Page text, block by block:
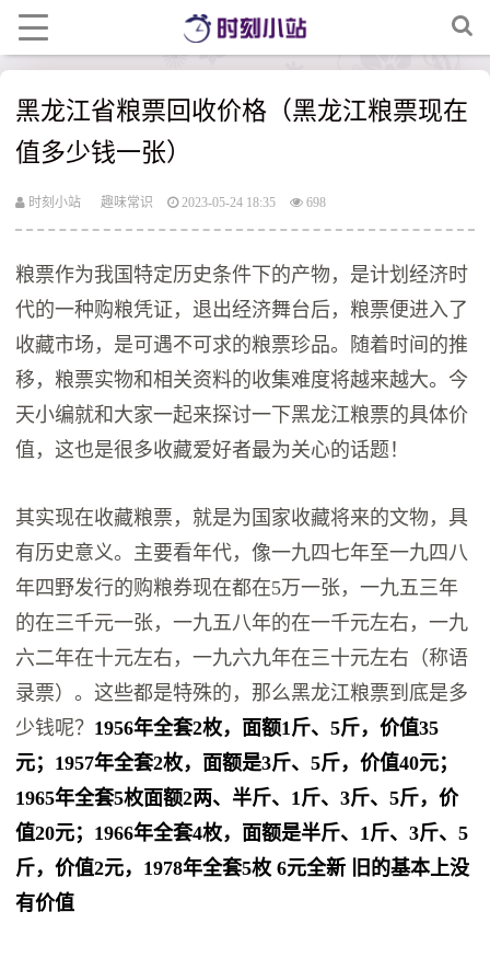
黑龙江省粮票回收价格（黑龙江粮票现在
值多少钱一张）
时刻小站 趣味常识 2023-05-24 18:35 698
粮票作为我国特定历史条件下的产物，是计划经济时
代的一种购粮凭证，退出经济舞台后，粮票便进入了
收藏市场，是可遇不可求的粮票珍品。随着时间的推
移，粮票实物和相关资料的收集难度将越来越大。今
天小编就和大家一起来探讨一下黑龙江粮票的具体价
值，这也是很多收藏爱好者最为关心的话题！
其实现在收藏粮票，就是为国家收藏将来的文物，具
有历史意义。主要看年代，像一九四七年至一九四八
年四野发行的购粮券现在都在5万一张，一九五三年
的在三千元一张，一九五八年的在一千元左右，一九
六二年在十元左右，一九六九年在三十元左右（称语
录票）。这些都是特殊的，那么黑龙江粮票到底是多
少钱呢？ 1956年全套2枚，面额1斤、5斤，价值35
元；1957年全套2枚，面额是3斤、5斤，价值40元；
1965年全套5枚面额2两、半斤、1斤、3斤、5斤，价
值20元；1966年全套4枚，面额是半斤、1斤、3斤、5
斤，价值2元，1978年全套5枚 6元全新 旧的基本上没
有价值